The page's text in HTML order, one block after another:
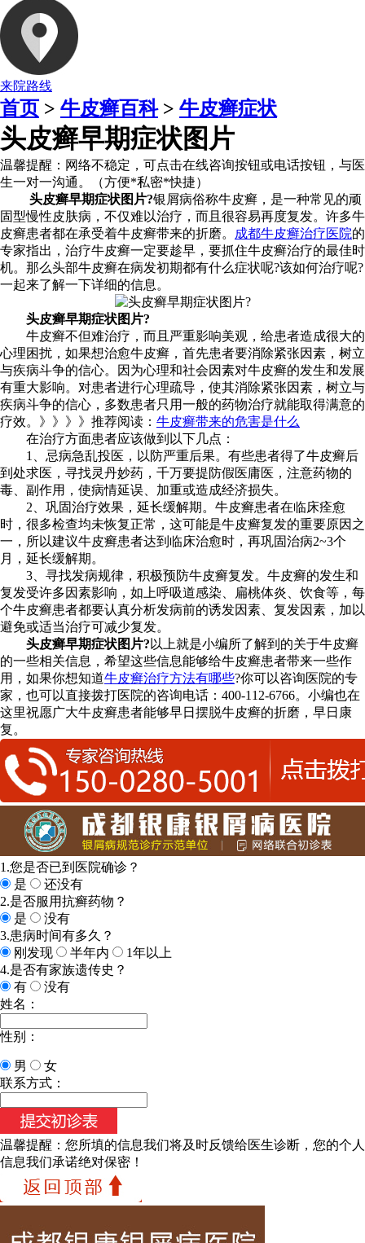
来院路线
首页 > 牛皮癣百科> 牛皮癣症状
头皮癣早期症状图片
温馨提醒： 网络不稳定，可点击在线咨询按钮或电话按钮，与医
生一对一沟通。（方便*私密*快捷）
头皮癣早期症状图片?银屑病俗称牛皮癣，是一种常见的顽
固型慢性皮肤病，不仅难以治疗，而且很容易再度复发。许多牛
皮癣患者都在承受着牛皮癣带来的折磨。
成都牛皮癣治疗医院的
专家指出，治疗牛皮癣一定要趁早，要抓住牛皮癣治疗的最佳时
机。那么头部牛皮癣在病发初期都有什么症状呢?该如何治疗呢?
一起来了解一下详细的信息。
头皮癣早期症状图片?
牛皮癣不但难治疗，而且严重影响美观，给患者造成很大的
心理困扰，如果想治愈牛皮癣，首先患者要消除紧张因素，树立
与疾病斗争的信心。因为心理和社会因素对牛皮癣的发生和发展
有重大影响。对患者进行心理疏导，使其消除紧张因素，树立与
疾病斗争的信心，多数患者只用一般的药物治疗就能取得满意的
疗效。》》》》推荐阅读： 牛皮癣带来的危害是什么
在治疗方面患者应该做到以下几点：
1、忌病急乱投医，以防严重后果。有些患者得了牛皮癣后
到处求医，寻找灵丹妙药，千万要提防假医庸医，注意药物的
毒、副作用，使病情延误、加重或造成经济损失。
2、巩固治疗效果，延长缓解期。牛皮癣患者在临床痊愈
时，很多检查均未恢复正常，这可能是牛皮癣复发的重要原因之
一，所以建议牛皮癣患者达到临床治愈时，再巩固治病2~3个
月，延长缓解期。
3、寻找发病规律，积极预防牛皮癣复发。牛皮癣的发生和
复发受许多因素影响，如上呼吸道感染、扁桃体炎、饮食等，每
个牛皮癣患者都要认真分析发病前的诱发因素、复发因素，加以
避免或适当治疗可减少复发。
头皮癣早期症状图片? 以上就是小编所了解到的关于牛皮癣
的一些相关信息，希望这些信息能够给牛皮癣患者带来一些作
用，如果你想知道牛皮癣治疗方法有哪些?你可以咨询医院的专
家，也可以直接拨打医院的咨询电话：400-112-6766。小编也在
这里祝愿广大牛皮癣患者能够早日摆脱牛皮癣的折磨，早日康
复。
1.您是否已到医院确诊？
是
还没有
2.是否服用抗癣药物？
是
没有
3.患病时间有多久？
刚发现
半年内
1年以上
4.是否有家族遗传史？
有
没有
姓名：
性别：
男
女
联系方式：
温馨提醒： 您所填的信息我们将及时反馈给医生诊断，您的个人
信息我们承诺绝对保密！